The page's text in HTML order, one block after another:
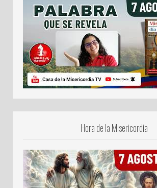
Hora de la Misericordia